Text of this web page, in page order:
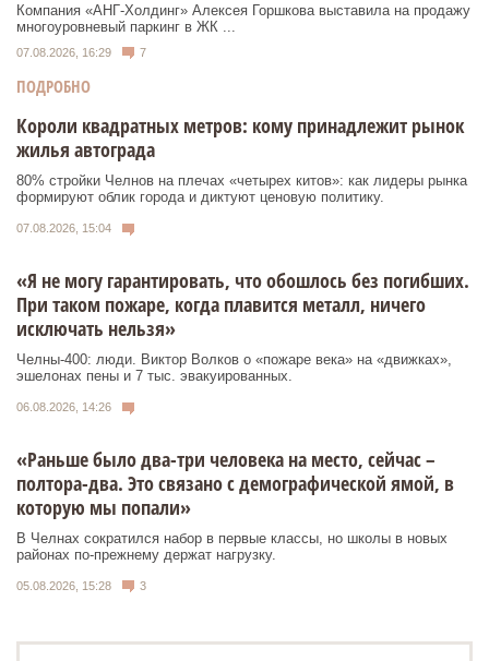
Компания «АНГ-Холдинг» Алексея Горшкова выставила на продажу
многоуровневый паркинг в ЖК ...
07.08.2026, 16:29 7
ПОДРОБНО
Короли квадратных метров: кому принадлежит рынок
жилья автограда
80% стройки Челнов на плечах «четырех китов»: как лидеры рынка
формируют облик города и диктуют ценовую политику.
07.08.2026, 15:04
«Я не могу гарантировать, что обошлось без погибших.
При таком пожаре, когда плавится металл, ничего
исключать нельзя»
Челны-400: люди. Виктор Волков о «пожаре века» на «движках»,
эшелонах пены и 7 тыс. эвакуированных.
06.08.2026, 14:26
«Раньше было два-три человека на место, сейчас –
полтора-два. Это связано с демографической ямой, в
которую мы попали»
В Челнах сократился набор в первые классы, но школы в новых
районах по-прежнему держат нагрузку.
05.08.2026, 15:28 3